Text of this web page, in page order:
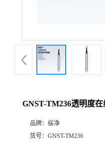
GNST-TM236透明度
品牌： 绥净
货号： GNST-TM236